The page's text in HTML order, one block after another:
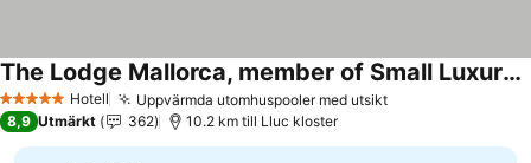
5 Stjärnor Hotell Uppvärmda utomhuspooler med utsiktSe priser
The Lodge Mallorca, member of Small Luxury Hotels
Se priser
8,9 Utmärkt 362 10.2 km till Lluc kloster